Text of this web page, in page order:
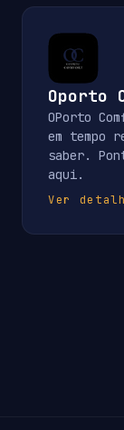
Oporto
OPorto
em tempo
saber.
aqui.
Ver